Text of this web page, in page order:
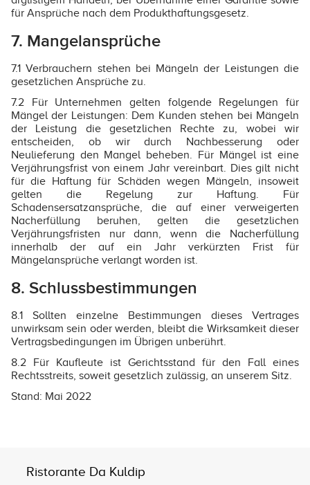
für Ansprüche nach dem Produkthaftungsgesetz.
7. Mangelansprüche
7.1 Verbrauchern stehen bei Mängeln der Leistungen die
gesetzlichen Ansprüche zu.
7.2 Für Unternehmen gelten folgende Regelungen für
Mängel der Leistungen: Dem Kunden stehen bei Mängeln
der Leistung die gesetzlichen Rechte zu, wobei wir
entscheiden, ob wir durch Nachbesserung oder
Neulieferung den Mangel beheben. Für Mängel ist eine
Verjährungsfrist von einem Jahr vereinbart. Dies gilt nicht
für die Haftung für Schäden wegen Mängeln, insoweit
gelten die Regelung zur Haftung. Für
Schadensersatzansprüche, die auf einer verweigerten
Nacherfüllung beruhen, gelten die gesetzlichen
Verjährungsfristen nur dann, wenn die Nacherfüllung
innerhalb der auf ein Jahr verkürzten Frist für
Mängelansprüche verlangt worden ist.
8. Schlussbestimmungen
8.1 Sollten einzelne Bestimmungen dieses Vertrages
unwirksam sein oder werden, bleibt die Wirksamkeit dieser
Vertragsbedingungen im Übrigen unberührt.
8.2 Für Kaufleute ist Gerichtsstand für den Fall eines
Rechtsstreits, soweit gesetzlich zulässig, an unserem Sitz.
Stand: Mai 2022
Ristorante Da Kuldip